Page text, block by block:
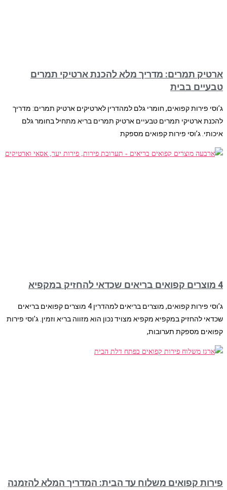
ארטיק תמרים: מדריך מלא להכנת ארטיקי תמרים
טבעיים בבית
ג’וסי פירות קפואים, חומרי גלם למהדרין לארטיקים ארטיק תמרים: מדריך
להכנת ארטיקי תמרים טבעיים ארטיק תמרים בריא מתחיל בחומר גלם
איכותי. ג’וסי פירות קפואים מספקת
4 מוצרים קפואים בריאים שכדאי להחזיק במקפיא
ג’וסי פירות קפואים, מוצרים בריאים למהדרין 4 מוצרים קפואים בריאים
שכדאי להחזיק במקפיא מקפיא מצויד נכון הוא מזווה בריא וזמין. ג’וסי פירות
קפואים מספקת תערובות,
פירות קפואים משלוח עד הבית: המדריך המלא להזמנה